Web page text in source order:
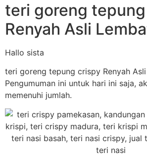
teri goreng
Renyah Asli
Hallo sista
teri goreng tepung crispy Renyah
Pengumuman ini untuk hari ini saja,
memenuhi jumlah.